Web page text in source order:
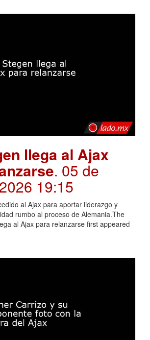
llega al Ajax
. 05 de
19:15
al Ajax para aportar liderazgo y
rumbo al proceso de Alemania.The
al Ajax para relanzarse first appeared